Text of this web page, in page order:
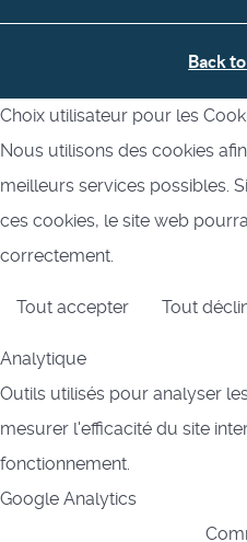
Back
Choix utilisateur pour les
Nous utilisons des cookies
meilleurs services possibles.
ces cookies, le site web
correctement.
Tout accepter Tout
Analytique
Outils utilisés pour analyser
mesurer l'efficacité du site
fonctionnement.
Google Analytics